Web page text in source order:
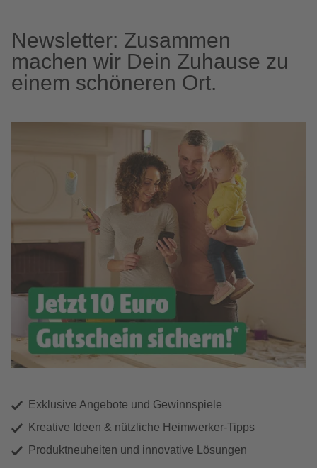
Newsletter: Zusammen
machen wir Dein Zuhause zu
einem schöneren Ort.
Exklusive Angebote und Gewinnspiele
Kreative Ideen & nützliche Heimwerker-Tipps
Produktneuheiten und innovative Lösungen